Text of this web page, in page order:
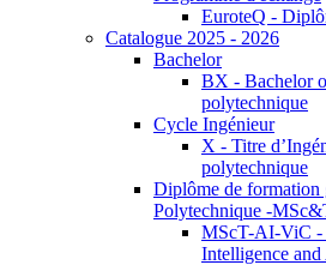
EuroteQ -
Catalogue 2025 - 2026
Bachelor
BX - Bachelor
polytechnique
Cycle Ingénieur
X - Titre
polytechnique
Diplôme de formation
Polytechnique -
MScT-AI-ViC
Intelligence